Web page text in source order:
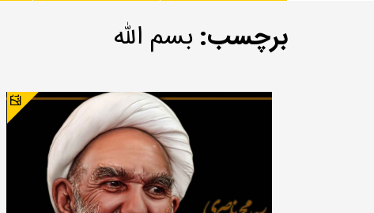
برچسب: بسم الله